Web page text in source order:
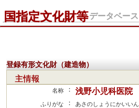
国指定文化財等データベース
登録有形文化財（建造物）
主情報
名称 ： 浅野小児科医院
ふりがな ： あさのしょうにかいいん